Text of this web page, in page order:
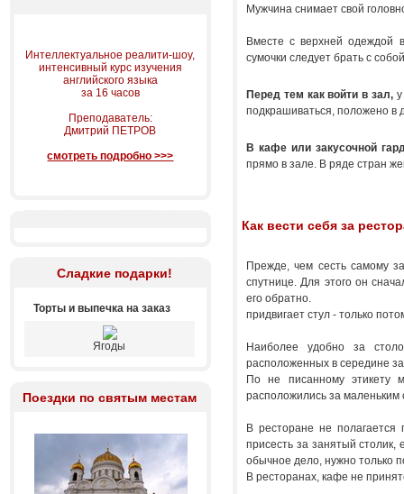
Интеллектуальное реалити-шоу,
интенсивный курс изучения
английского языка
за 16 часов
Преподаватель:
Дмитрий ПЕТРОВ
смотреть подробно >>>
Сладкие подарки!
Торты и выпечка на заказ
Ягоды
Поездки по святым местам
Мужчина снимает свой
Вместе с верхней одеждой
сумочки следует брать с
Перед тем как войти в зал,
подкрашиваться, положено в
В кафе или закусочной
прямо в зале. В ряде стран
Как вести себя за
Прежде, чем сесть самому
спутнице. Для этого он
его обратно.
придвигает стул - только
Наиболее удобно за
расположенных в середине
По не писанному этикету
расположились за
В ресторане не
присесть за занятый
обычное дело, нужно только
В ресторанах, кафе не